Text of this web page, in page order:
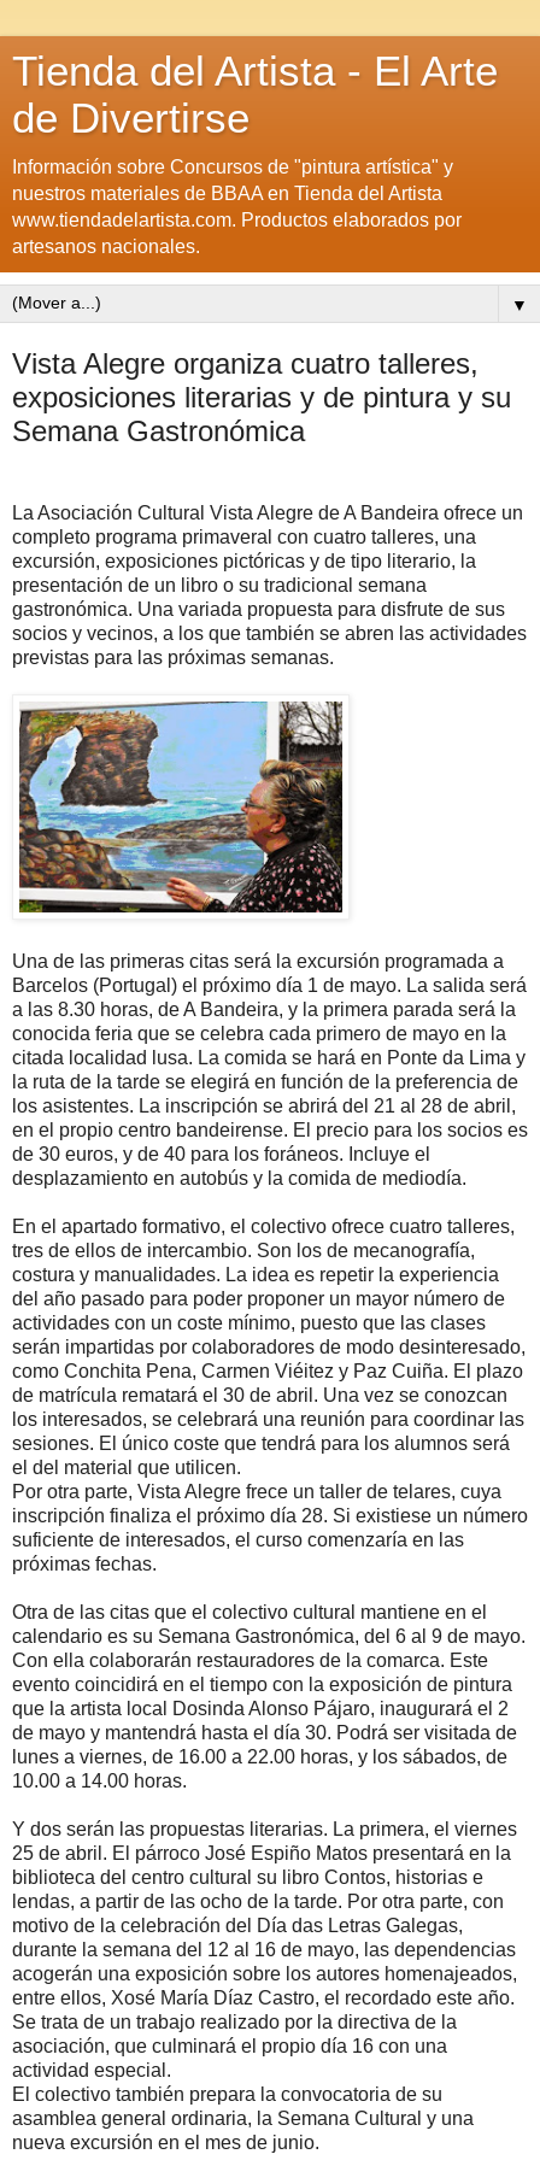
Tienda del Artista - El Arte
de Divertirse
Información sobre Concursos de "pintura artística" y
nuestros materiales de BBAA en Tienda del Artista
www.tiendadelartista.com. Productos elaborados por
artesanos nacionales.
▼
Vista Alegre organiza cuatro talleres,
exposiciones literarias y de pintura y su
Semana Gastronómica
La Asociación Cultural Vista Alegre de A Bandeira ofrece un
completo programa primaveral con cuatro talleres, una
excursión, exposiciones pictóricas y de tipo literario, la
presentación de un libro o su tradicional semana
gastronómica. Una variada propuesta para disfrute de sus
socios y vecinos, a los que también se abren las actividades
previstas para las próximas semanas.
Una de las primeras citas será la excursión programada a
Barcelos (Portugal) el próximo día 1 de mayo. La salida será
a las 8.30 horas, de A Bandeira, y la primera parada será la
conocida feria que se celebra cada primero de mayo en la
citada localidad lusa. La comida se hará en Ponte da Lima y
la ruta de la tarde se elegirá en función de la preferencia de
los asistentes. La inscripción se abrirá del 21 al 28 de abril,
en el propio centro bandeirense. El precio para los socios es
de 30 euros, y de 40 para los foráneos. Incluye el
desplazamiento en autobús y la comida de mediodía.
En el apartado formativo, el colectivo ofrece cuatro talleres,
tres de ellos de intercambio. Son los de mecanografía,
costura y manualidades. La idea es repetir la experiencia
del año pasado para poder proponer un mayor número de
actividades con un coste mínimo, puesto que las clases
serán impartidas por colaboradores de modo desinteresado,
como Conchita Pena, Carmen Viéitez y Paz Cuiña. El plazo
de matrícula rematará el 30 de abril. Una vez se conozcan
los interesados, se celebrará una reunión para coordinar las
sesiones. El único coste que tendrá para los alumnos será
el del material que utilicen.
Por otra parte, Vista Alegre frece un taller de telares, cuya
inscripción finaliza el próximo día 28. Si existiese un número
suficiente de interesados, el curso comenzaría en las
próximas fechas.
Otra de las citas que el colectivo cultural mantiene en el
calendario es su Semana Gastronómica, del 6 al 9 de mayo.
Con ella colaborarán restauradores de la comarca. Este
evento coincidirá en el tiempo con la exposición de pintura
que la artista local Dosinda Alonso Pájaro, inaugurará el 2
de mayo y mantendrá hasta el día 30. Podrá ser visitada de
lunes a viernes, de 16.00 a 22.00 horas, y los sábados, de
10.00 a 14.00 horas.
Y dos serán las propuestas literarias. La primera, el viernes
25 de abril. El párroco José Espiño Matos presentará en la
biblioteca del centro cultural su libro Contos, historias e
lendas, a partir de las ocho de la tarde. Por otra parte, con
motivo de la celebración del Día das Letras Galegas,
durante la semana del 12 al 16 de mayo, las dependencias
acogerán una exposición sobre los autores homenajeados,
entre ellos, Xosé María Díaz Castro, el recordado este año.
Se trata de un trabajo realizado por la directiva de la
asociación, que culminará el propio día 16 con una
actividad especial.
El colectivo también prepara la convocatoria de su
asamblea general ordinaria, la Semana Cultural y una
nueva excursión en el mes de junio.